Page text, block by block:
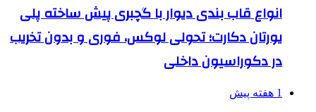
انواع قاب بندی دیوار با گچبری پیش ساخته پلی
یورتان دکارت؛ تحولی لوکس، فوری و بدون تخریب
در دکوراسیون داخلی
1 هفته پیش